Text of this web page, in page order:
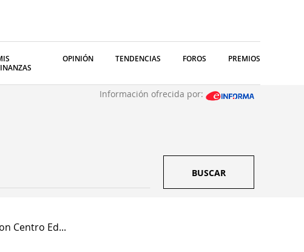
OPINIÓN TENDENCIAS FOROS PREMIOS
Información ofrecida por:
BUSCAR
Centro Ed...